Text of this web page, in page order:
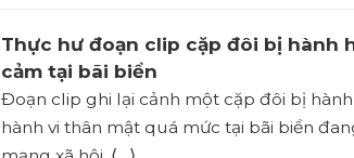
Thực hư đoạn clip cặp đôi bị hành
cảm tại bãi biển
Đoạn clip ghi lại cảnh một cặp đôi bị
hành vi thân mật quá mức tại bãi biển